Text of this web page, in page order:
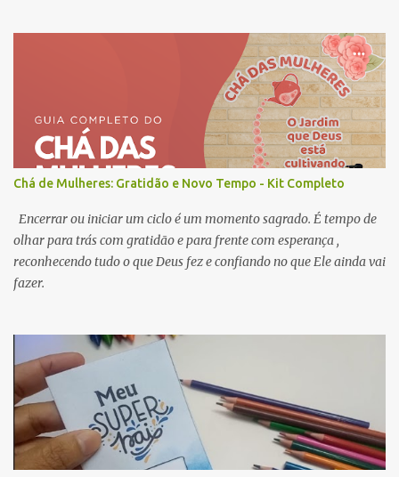
Chá de Mulheres: Gratidão e Novo Tempo - Kit Completo
Encerrar ou iniciar um ciclo é um momento sagrado. É tempo de
olhar para trás com gratidão e para frente com esperança ,
reconhecendo tudo o que Deus fez e confiando no que Ele ainda vai
fazer.